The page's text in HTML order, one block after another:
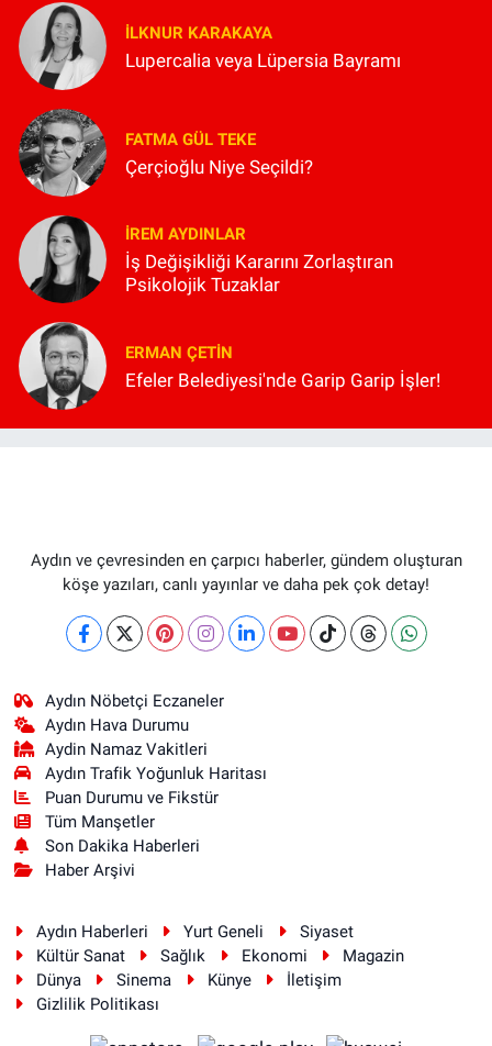
İLKNUR KARAKAYA
Lupercalia veya Lüpersia Bayramı
FATMA GÜL TEKE
Çerçioğlu Niye Seçildi?
İREM AYDINLAR
İş Değişikliği Kararını Zorlaştıran
Psikolojik Tuzaklar
ERMAN ÇETIN
Efeler Belediyesi'nde Garip Garip İşler!
Aydın ve çevresinden en çarpıcı haberler, gündem oluşturan
köşe yazıları, canlı yayınlar ve daha pek çok detay!
Aydın Nöbetçi Eczaneler
Aydın Hava Durumu
Aydin Namaz Vakitleri
Aydın Trafik Yoğunluk Haritası
Puan Durumu ve Fikstür
Tüm Manşetler
Son Dakika Haberleri
Haber Arşivi
Aydın Haberleri Yurt Geneli
Siyaset
Kültür Sanat
Sağlık Ekonomi
Magazin
Dünya
Sinema Künye
İletişim
Gizlilik Politikası